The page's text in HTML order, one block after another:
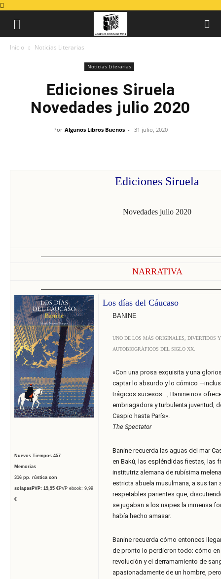
Inicio Noticias Literarias
Noticias Literarias
Ediciones Siruela
Novedades julio 2020
Por Algunos Libros Buenos - 31 julio, 2020
Ediciones Siruela
Novedades julio 2020
NARRATIVA
Nuevos Tiempos 457
Memorias
316 pp. rústica con
solapas PVP: 19,95 €PVP ebook: 9,99
€
Los días del Cáucaso
BANINE
UNO DE LOS MÁS ORIGINALES, DIVERTIDOS
AUTOBIOGRÁFICOS DEL SIGLO XX.
«Con una prosa exquisita y una
captar lo absurdo y lo cómico
trágicos sucesos—, Banine nos
embriagadora y turbulenta juventud,
Caspio hasta París».
The Spectator
Banine recuerda las aguas del mar
en Bakú, las espléndidas fiestas, las
institutriz alemana de rubísima
estricta abuela musulmana, a sus
respetables parientes que,
se jugaban a los naipes la inmensa
había hecho amasar.
Banine recuerda cómo entonces
de pronto lo perdieron todo; cómo
revolución y el derramamiento de
apasionadamente de un hombre,